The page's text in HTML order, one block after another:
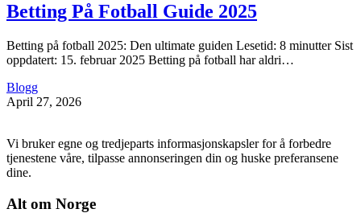
Betting På Fotball Guide 2025
Betting på fotball 2025: Den ultimate guiden Lesetid: 8 minutter Sist
oppdatert: 15. februar 2025 Betting på fotball har aldri…
Blogg
April 27, 2026
Vi bruker egne og tredjeparts informasjonskapsler for å forbedre
tjenestene våre, tilpasse annonseringen din og huske preferansene
dine.
Alt om Norge